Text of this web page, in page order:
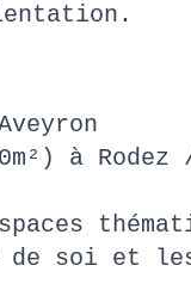
à Rodez
de soi et